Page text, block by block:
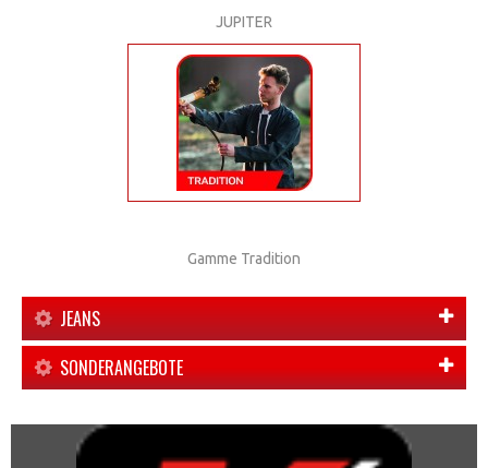
JUPITER
Gamme Tradition
JEANS
SONDERANGEBOTE